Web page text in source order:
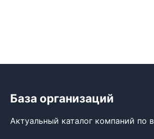
База организаций
Актуальный каталог компаний по